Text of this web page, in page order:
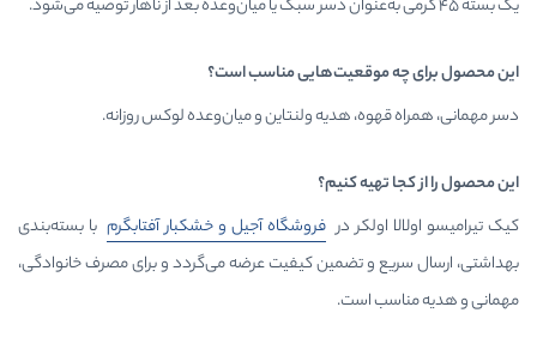
مناسب است؟
هدیه ولنتاین و میان‌وعده لوکس روزانه.
کنیم؟
در فروشگاه آجیل و خشکبارآفتابگرمبا بسته‌بندی
تضمین کیفیت عرضه می‌گردد و برای مصرف خانوادگی،
است.